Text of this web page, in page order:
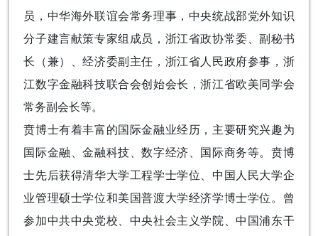
员，中华海外联谊会常务理事，中央统战部党外知识
分子建言献策专家组成员，浙江省政协常委、副秘书
长（兼）、经济委副主任，浙江省人民政府参事，浙
江数字金融科技联合会创始会长，浙江省欧美同学会
常务副会长等。
贲博士有着丰富的国际金融业经历，主要研究兴趣为
国际金融、金融科技、数字经济、国际商务等。贲博
士先后获得清华大学工程学士学位、中国人民大学企
业管理硕士学位和美国普渡大学经济学博士学位。曾
参加中共中央党校、中央社会主义学院、中国浦东干